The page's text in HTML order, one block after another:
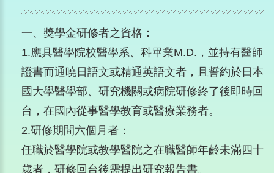
一、獎學金研修者之資格：
1.應具醫學院校醫學系、科畢業M.D.，並持有醫師
證書而通曉日語文或精通英語文者，且誓約於日本
國大學醫學部、研究機關或病院研修終了後即時回
台，在國內從事醫學教育或醫療業務者。
2.研修期間六個月者：
任職於醫學院或教學醫院之在職醫師年齡未滿四十
歲者，研修回台後需提出研究報告書。